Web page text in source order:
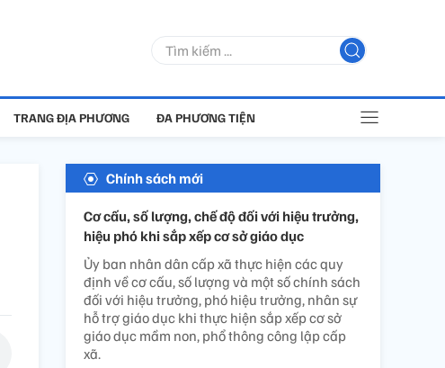
TRANG ĐỊA PHƯƠNG ĐA PHƯƠNG TIỆN
Chính sách mới
Cơ cấu, số lượng, chế độ đối với hiệu trưởng,
hiệu phó khi sắp xếp cơ sở giáo dục
Ủy ban nhân dân cấp xã thực hiện các quy
định về cơ cấu, số lượng và một số chính sách
đối với hiệu trưởng, phó hiệu trưởng, nhân sự
hỗ trợ giáo dục khi thực hiện sắp xếp cơ sở
giáo dục mầm non, phổ thông công lập cấp
xã.